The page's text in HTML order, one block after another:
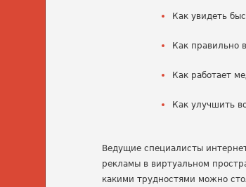
Как увидеть
Как правильно
Как работает
Как улучшить
Ведущие специалисты
рекламы в виртуальном
какими трудностями можно